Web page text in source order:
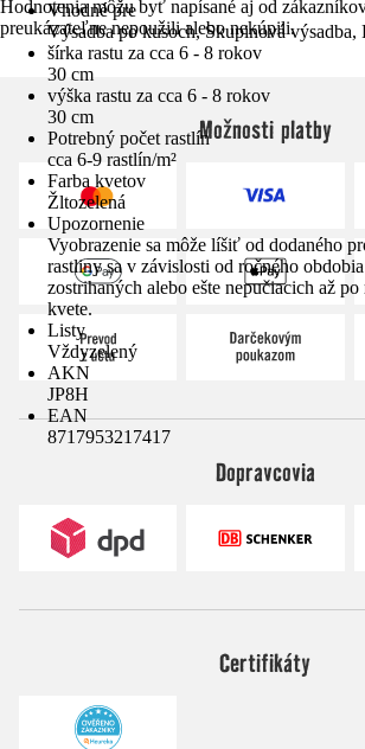
Vhodné pre
Výsadba po kusoch, Skupinová
šírka rastu za cca 6 - 8 rokov
30 cm
výška rastu za cca 6 - 8 rokov
30 cm
Potrebný počet rastlín
cca 6-9 rastlín/m²
Farba kvetov
Žltozelená
Upozornenie
Vyobrazenie sa môže líšiť od dodaného
rastliny sa v závislosti od ročného
zostrihaných alebo ešte nepučiacich až
kvete.
Listy
Vždyzelený
AKN
JP8H
EAN
8717953217417
Hodnotenia môžu byť napísané aj od
preukázateľne nepoužili alebo nekúpili.
Možnosti platby
Dopravcovia
Certifikáty